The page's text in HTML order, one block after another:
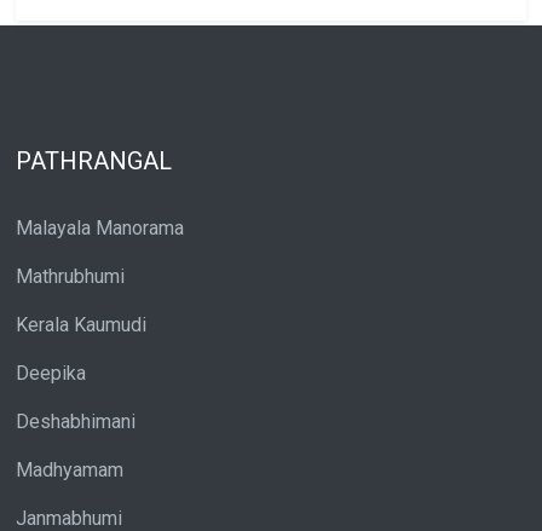
PATHRANGAL
Malayala Manorama
Mathrubhumi
Kerala Kaumudi
Deepika
Deshabhimani
Madhyamam
Janmabhumi